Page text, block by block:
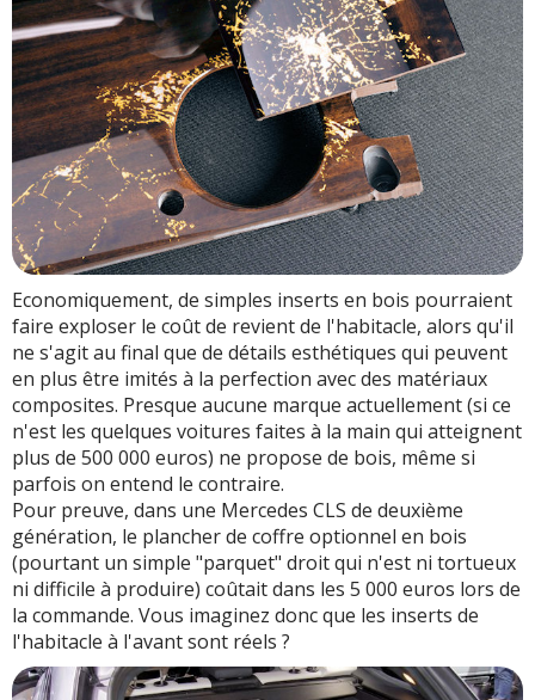
Economiquement, de simples inserts en bois pourraient
faire exploser le coût de revient de l'habitacle, alors qu'il
ne s'agit au final que de détails esthétiques qui peuvent
en plus être imités à la perfection avec des matériaux
composites. Presque aucune marque actuellement (si ce
n'est les quelques voitures faites à la main qui atteignent
plus de 500 000 euros) ne propose de bois, même si
parfois on entend le contraire.
Pour preuve, dans une Mercedes CLS de deuxième
génération, le plancher de coffre optionnel en bois
(pourtant un simple "parquet" droit qui n'est ni tortueux
ni difficile à produire) coûtait dans les 5 000 euros lors de
la commande. Vous imaginez donc que les inserts de
l'habitacle à l'avant sont réels ?